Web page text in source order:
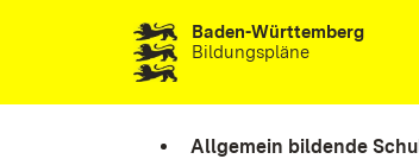
Zum Inhalt springenBaden-Württemberg
Bildungspläne
Allgemein bildende